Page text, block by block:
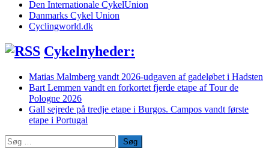
Den Internationale CykelUnion
Danmarks Cykel Union
Cyclingworld.dk
Cykelnyheder:
Matias Malmberg vandt 2026-udgaven af gadeløbet i Hadsten
Bart Lemmen vandt en forkortet fjerde etape af Tour de
Pologne 2026
Gall sejrede på tredje etape i Burgos. Campos vandt første
etape i Portugal
Søg
efter: